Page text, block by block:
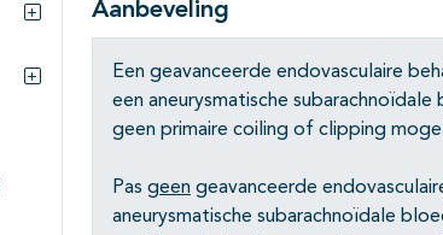
Subpagina's open- en dichtklappen
Subpagina's open- en dichtklappen
Aanbeveling
Een geavanceerde endovasculaire
een aneurysmatische
geen primaire coiling of clipping
Pas geen geavanceerde
aneurysmatische subarachnoïdale